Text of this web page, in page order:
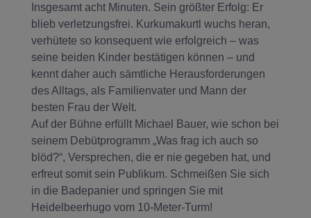
Insgesamt acht Minuten. Sein größter Erfolg: Er
blieb verletzungsfrei. Kurkumakurtl wuchs heran,
verhütete so konsequent wie erfolgreich – was
seine beiden Kinder bestätigen können – und
kennt daher auch sämtliche Herausforderungen
des Alltags, als Familienvater und Mann der
besten Frau der Welt.
Auf der Bühne erfüllt Michael Bauer, wie schon bei
seinem Debütprogramm „Was frag ich auch so
blöd?“, Versprechen, die er nie gegeben hat, und
erfreut somit sein Publikum. Schmeißen Sie sich
in die Badepanier und springen Sie mit
Heidelbeerhugo vom 10-Meter-Turm!